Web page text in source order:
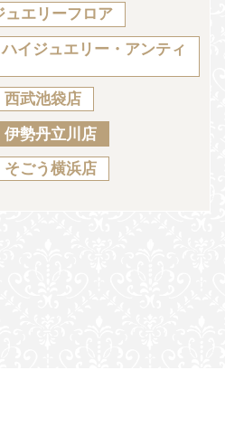
Catalog
CH KO
ュエリーフロア
イジュエリー・アンティ
西武池袋店
伊勢丹立川店
そごう横浜店